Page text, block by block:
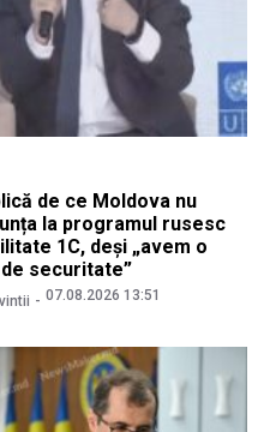
de ce Moldova nu
la programul rusesc
1C, deși „avem o
securitate”
07.08.2026 13:51